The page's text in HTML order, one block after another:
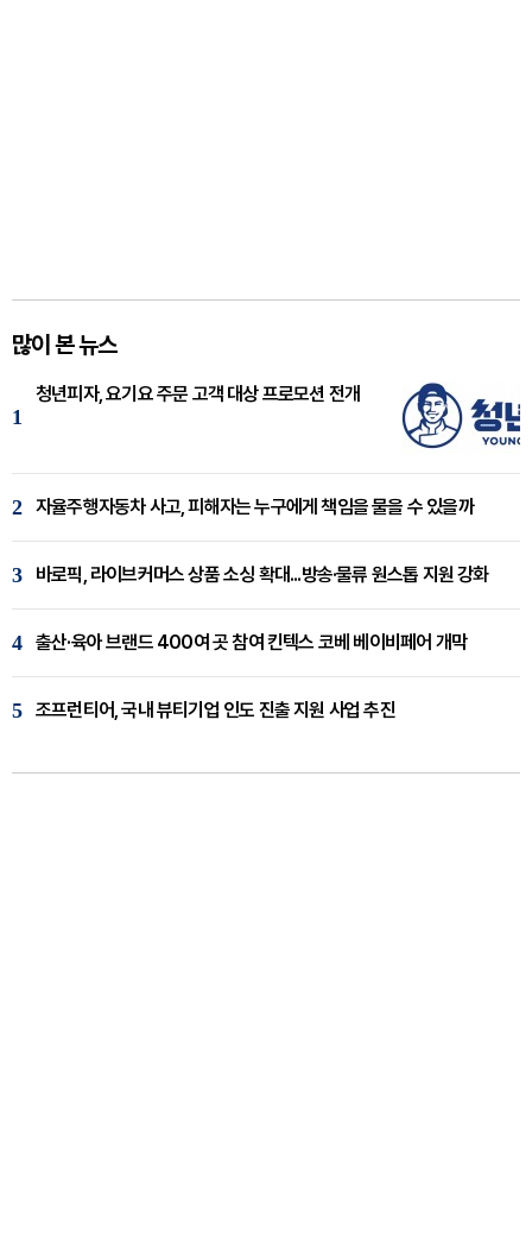
많이 본 뉴스
1
청년피자, 요기요 주문 고객 대상 프로모션 전개
2 자율주행자동차 사고, 피해자는 누구에게 책임을 물을 수 있을까
3 바로픽, 라이브커머스 상품 소싱 확대...방송·물류 원스톱 지원 강화
4 출산·육아 브랜드 400여 곳 참여 킨텍스 코베 베이비페어 개막
5 조프런티어, 국내 뷰티기업 인도 진출 지원 사업 추진